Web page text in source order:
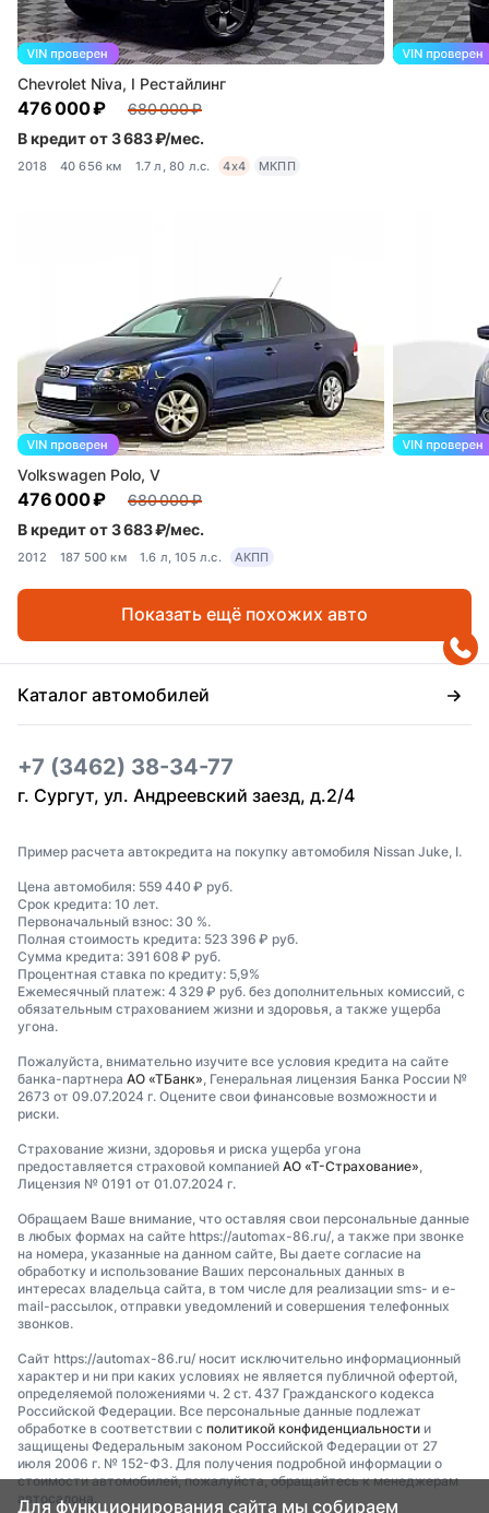
Chevrolet Niva, I Рестайлинг
476 000 ₽
680 000 ₽
В кредит от 3 683 ₽/мес.
2018 40 656 км 1.7 л, 80 л.с. 4x4 МКПП
Volkswagen Polo, V
476 000 ₽
680 000 ₽
В кредит от 3 683 ₽/мес.
2012 187 500 км 1.6 л, 105 л.с. АКПП
Показать ещё похожих авто
Каталог автомобилей
+7 (3462) 38-34-77
г. Сургут, ул. Андреевский заезд, д.2/4
Пример расчета автокредита на покупку автомобиля Nissan Juke, I.
Цена автомобиля: 559 440 ₽ руб.
Срок кредита: 10 лет.
Первоначальный взнос: 30 %.
Полная стоимость кредита: 523 396 ₽ руб.
Сумма кредита: 391 608 ₽ руб.
Процентная ставка по кредиту: 5,9%
Ежемесячный платеж: 4 329 ₽ руб. без дополнительных комиссий, с
обязательным страхованием жизни и здоровья, а также ущерба
угона.
Пожалуйста, внимательно изучите все условия кредита на сайте
банка-партнера АО «ТБанк», Генеральная лицензия Банка России №
2673 от 09.07.2024 г. Оцените свои финансовые возможности и
риски.
Страхование жизни, здоровья и риска ущерба угона
предоставляется страховой компанией АО «Т-Страхование»,
Лицензия № 0191 от 01.07.2024 г.
Обращаем Ваше внимание, что оставляя свои персональные данные
в любых формах на сайте https://automax-86.ru/, а также при звонке
на номера, указанные на данном сайте, Вы даете согласие на
обработку и использование Ваших персональных данных в
интересах владельца сайта, в том числе для реализации sms- и e-
mail-рассылок, отправки уведомлений и совершения телефонных
звонков.
Сайт https://automax-86.ru/ носит исключительно информационный
характер и ни при каких условиях не является публичной офертой,
определяемой положениями ч. 2 ст. 437 Гражданского кодекса
Российской Федерации. Все персональные данные подлежат
обработке в соответствии с политикой конфиденциальности и
защищены Федеральным законом Российской Федерации от 27
июля 2006 г. № 152-ФЗ. Для получения подробной информации о
стоимости автомобилей, пожалуйста, обращайтесь к менеджерам
автосалона.
Для функционирования сайта мы собираем